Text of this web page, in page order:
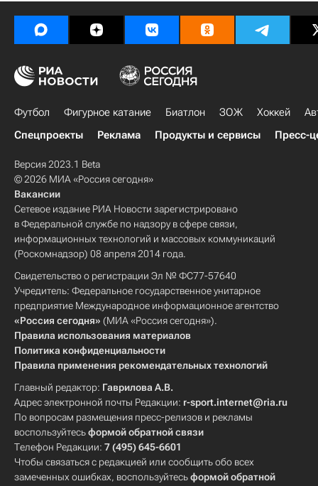
Футбол Фигурное катание Биатлон ЗОЖ Хоккей
Спецпроекты
Реклама Продукты и сервисы Пресс-
Версия 2023.1 Beta
© 2026 МИА «Россия сегодня»
Вакансии
Сетевое издание РИА Новости зарегистрировано
в Федеральной службе по надзору в сфере связи,
информационных технологий и массовых коммуникаций
(Роскомнадзор) 08 апреля 2014 года.
Свидетельство о регистрации Эл № ФС77-57640
Учредитель: Федеральное государственное унитарное
предприятие Международное информационное агентство
«Россия сегодня» (МИА «Россия сегодня»).
Правила использования материалов
Политика конфиденциальности
Правила применения рекомендательных технологий
Главный редактор: Гаврилова А.В.
Адрес электронной почты Редакции: r-sport.internet@ria.ru
По вопросам размещения пресс-релизов и рекламы
воспользуйтесьформой обратной связи
Телефон Редакции: 7 (495) 645-6601
Чтобы связаться с редакцией или сообщить обо всех
замеченных ошибках, воспользуйтесьформой обратной